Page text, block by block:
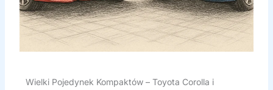
Wielki Pojedynek Kompaktów – Toyota Corolla i